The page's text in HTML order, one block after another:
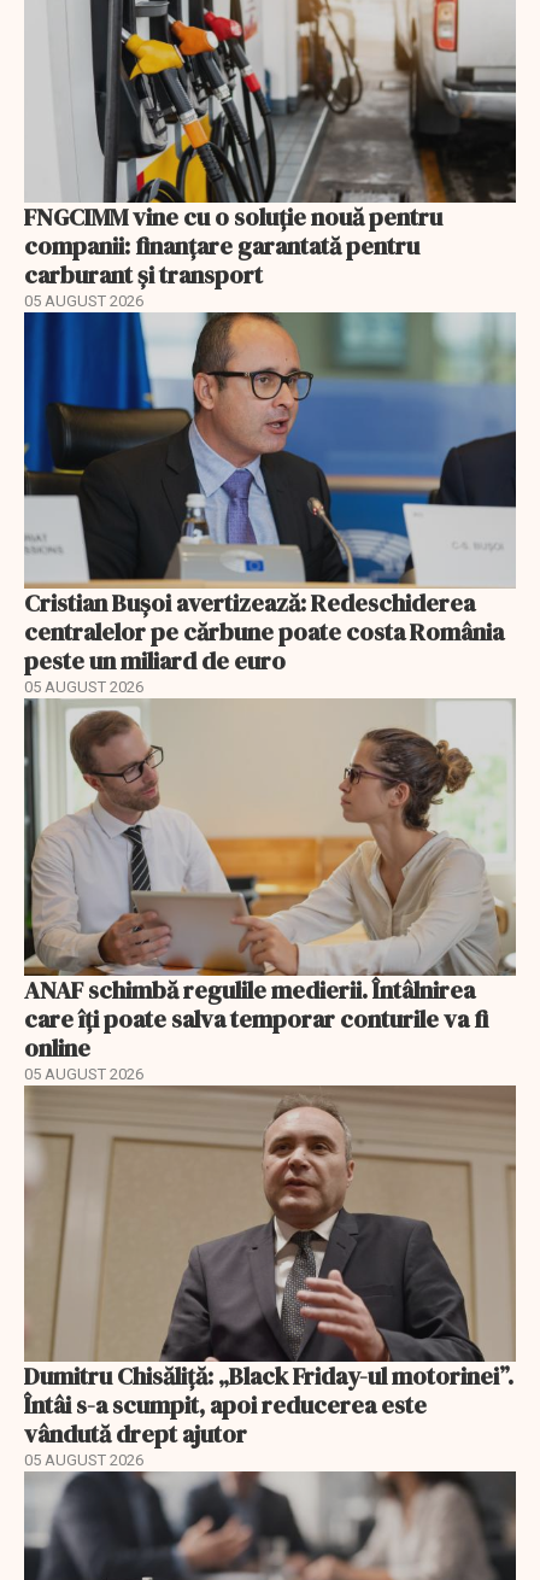
FNGCIMM vine cu o soluție nouă pentru
companii: finanțare garantată pentru
carburant și transport
05 AUGUST 2026
Cristian Bușoi avertizează: Redeschiderea
centralelor pe cărbune poate costa România
peste un miliard de euro
05 AUGUST 2026
ANAF schimbă regulile medierii. Întâlnirea
care îți poate salva temporar conturile va fi
online
05 AUGUST 2026
Dumitru Chisăliță: „Black Friday-ul motorinei”.
Întâi s-a scumpit, apoi reducerea este
vândută drept ajutor
05 AUGUST 2026